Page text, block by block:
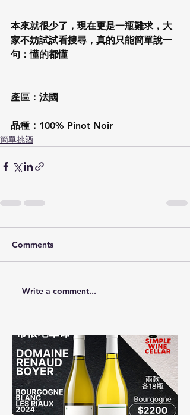
本來就很少了，現在更是一瓶難求，大
家不妨試試看搜尋，真的只能簡單說一
句：懂的都懂
產區：法國
品種：100% Pinot Noir
簡單挑酒
Comments
Write a comment...